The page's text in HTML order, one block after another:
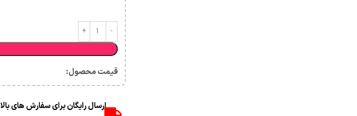
قیمت محصول:​
ارسال رایگان برای سفارش های بالای 2 میلیون و 500 هزار